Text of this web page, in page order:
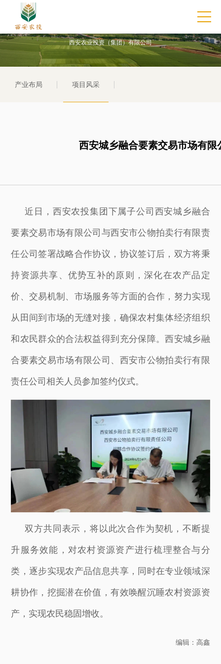
西安农业投资（集团）有限公司
产业布局 项目风采
西安城乡融合要素交易市场有
近日，西安农投集团下属子公司西安城乡融合
要素交易市场有限公司与西安市公物拍卖行有限责
任公司签署战略合作协议，协议签订后，双方将秉
持资源共享、优势互补的原则，深化在农产品定
价、交易机制、市场服务等方面的合作，努力实现
从田间到市场的无缝对接，确保农村集体经济组织
和农民群众的合法权益得到充分保障。西安城乡融
合要素交易市场有限公司、西安市公物拍卖行有限
责任公司相关人员参加签约仪式。
双方共同表示，将以此次合作为契机，不断提
升服务效能，对农村资源资产进行梳理整合与分
类，逐步实现农产品信息共享，同时在专业领域深
耕协作，挖掘潜在价值，有效唤醒沉睡农村资源资
产，实现农民稳固增收。
编辑：高鑫